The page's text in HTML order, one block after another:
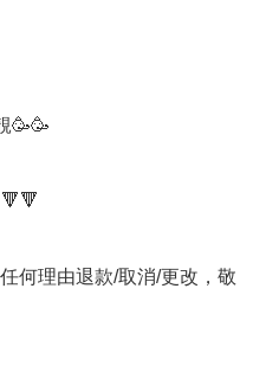
🥳🥳
何理由退款/取消/更改，敬